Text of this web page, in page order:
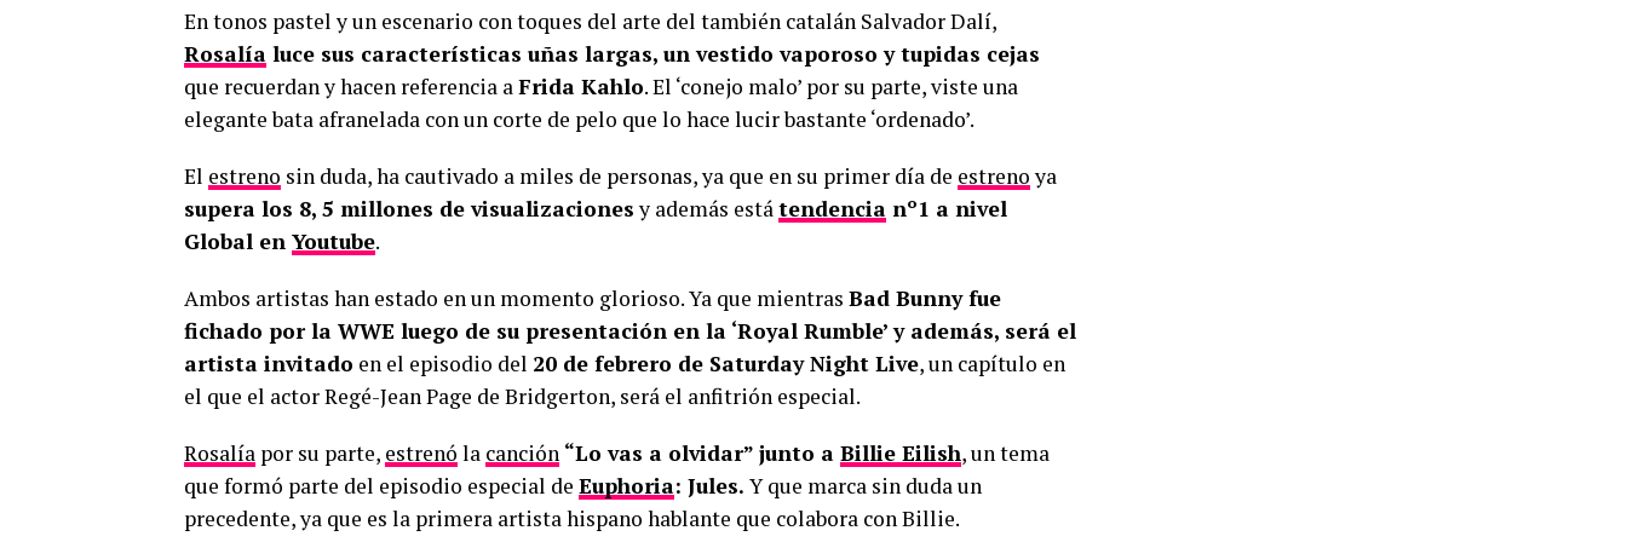
En tonos pastel y un escenario con toques del arte del también catalán Salvador Dalí,
Rosalía luce sus características uñas largas, un vestido vaporoso y tupidas cejas
que recuerdan y hacen referencia aFrida Kahlo. El ‘conejo malo’ por su parte, viste una
elegante bata afranelada con un corte de pelo que lo hace lucir bastante ‘ordenado’.
El estreno sin duda, ha cautivado a miles de personas, ya que en su primer día de estrenoya
supera los 8, 5 millones de visualizacionesy además estátendencia nº1 a nivel
Global en Youtube.
Ambos artistas han estado en un momento glorioso. Ya que mientras Bad Bunny fue
fichado por la WWE luego de su presentación en la ‘Royal Rumble’ y además, será el
artista invitado en el episodio del 20 de febrero de Saturday Night Live, un capítulo en
el que el actor Regé-Jean Page de Bridgerton, será el anfitrión especial.
Rosalía por su parte, estrenó la canción “Lo vas a olvidar” junto a Billie Eilish, un tema
que formó parte del episodio especial de Euphoria: Jules. Y que marca sin duda un
precedente, ya que es la primera artista hispano hablante que colabora con Billie.